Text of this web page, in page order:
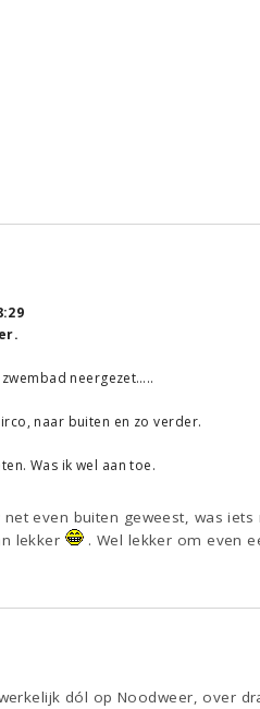
neergezet…..
naar buiten en zo verder.
Was ik wel aan toe.
net even buiten geweest, was
lekker
. Wel lekker om even
dól op Noodweer, over